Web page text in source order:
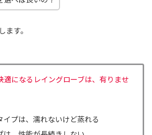
ます。
になるレイングローブは、 有りませ
イプは、濡れないけど蒸れる